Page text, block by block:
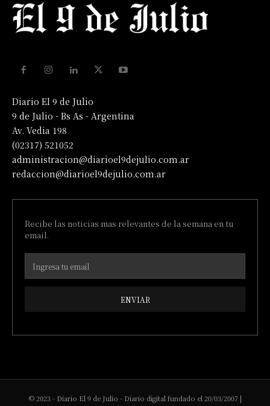
Diario El 9 de Julio
9 de Julio - Bs As - Argentina
Av. Vedia 198
(02317) 521052
administracion@diarioel9dejulio.com.ar
redaccion@diarioel9dejulio.com.ar
Recibe las noticias mas relevantes de la semana en tu
email.
ENVIAR
© 2023 - Diario El 9 de Julio - Diario digital fundado el 20/03/2007 |